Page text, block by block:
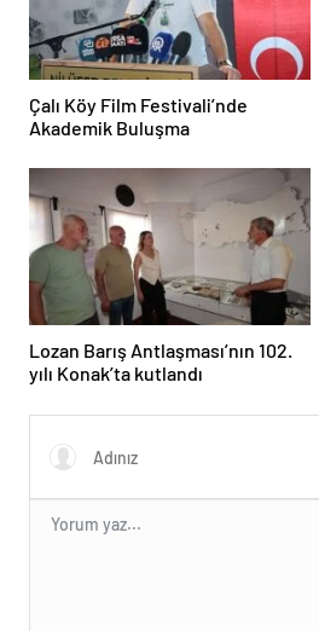
Çalı Köy Film Festivali’nde
Akademik Buluşma
Lozan Barış Antlaşması’nın 102.
yılı Konak’ta kutlandı